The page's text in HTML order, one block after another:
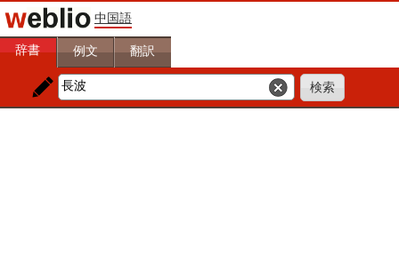
中国語
辞書 例文 翻訳